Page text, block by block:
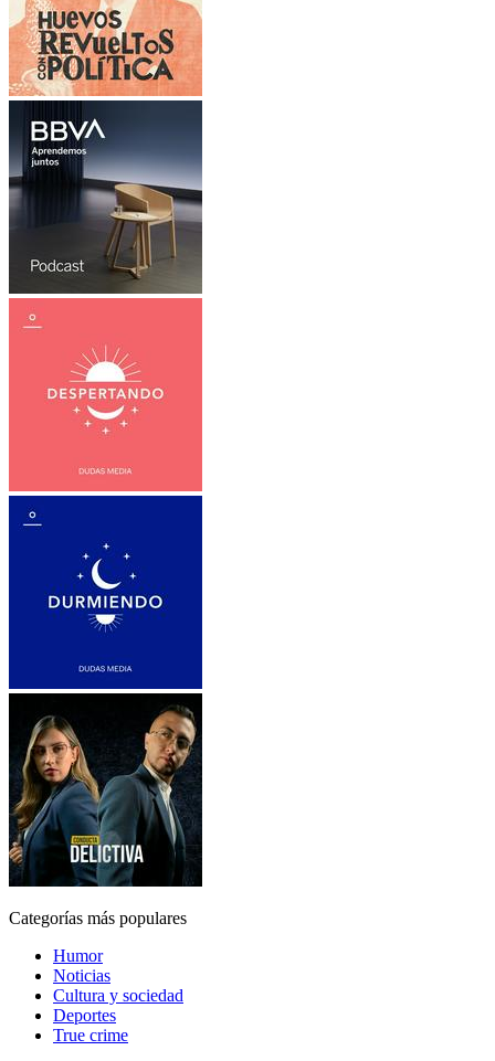
Categorías más populares
Humor
Noticias
Cultura y sociedad
Deportes
True crime